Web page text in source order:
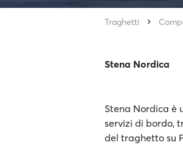
Traghetti
Stena Nordica
Stena Nordica è
servizi di bordo,
del traghetto su